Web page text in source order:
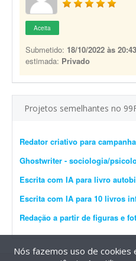
Aceita
Submetido: 18/10/2022 às 20:43
estimada: Privado
Projetos semelhantes no
Redator criativo para
Escrita com IA para 10 livros
Redação a partir de figuras e
Nós fazemos uso de